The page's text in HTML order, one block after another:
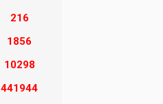
216
1856
10298
441944